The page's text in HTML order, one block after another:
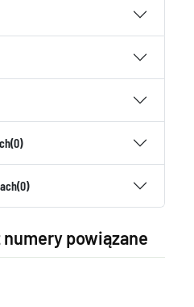
(0)
(0)
powiązane